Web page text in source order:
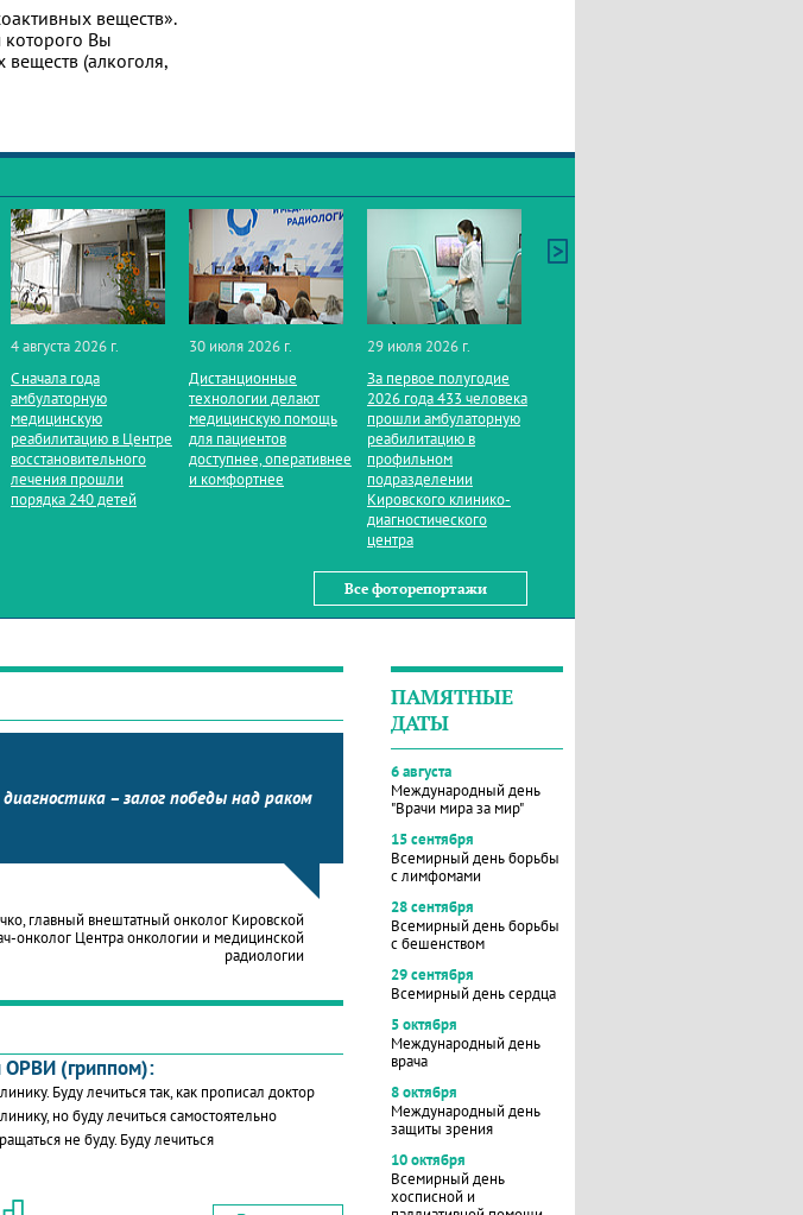
веществ».
которого Вы
веществ (алкоголя,
4 августа 2026 г.
С начала года
амбулаторную
медицинскую
реабилитацию в Центре
восстановительного
лечения прошли
порядка 240 детей
30 июля 2026 г.
Дистанционные
технологии делают
медицинскую помощь
для пациентов
доступнее, оперативнее
и комфортнее
29 июля 2026 г.
За первое полугодие
2026 года 433 человека
прошли амбулаторную
реабилитацию в
профильном
подразделении
Кировского клинико-
диагностического
центра
Все фоторепортажи
– залог победы над раком
главный внештатный онколог Кировской
онколог Центра онкологии и медицинской
радиологии
ОРВИ (гриппом):
Буду лечиться так, как прописал доктор
но буду лечиться самостоятельно
не буду. Буду лечиться
ПАМЯТНЫЕ
ДАТЫ
6 августа
Международный день
"Врачи мира за мир"
15 сентября
Всемирный день борьбы
с лимфомами
28 сентября
Всемирный день борьбы
с бешенством
29 сентября
Всемирный день сердца
5 октября
Международный день
врача
8 октября
Международный день
защиты зрения
10 октября
Всемирный день
хосписной и